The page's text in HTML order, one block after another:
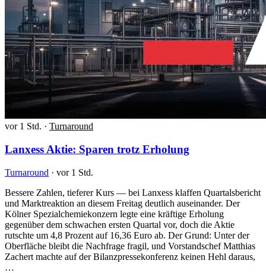
vor 1 Std. · Turnaround
Lanxess Aktie: Sparen trotz Erholung
Turnaround · vor 1 Std.
Bessere Zahlen, tieferer Kurs — bei Lanxess klaffen Quartalsbericht
und Marktreaktion an diesem Freitag deutlich auseinander. Der
Kölner Spezialchemiekonzern legte eine kräftige Erholung
gegenüber dem schwachen ersten Quartal vor, doch die Aktie
rutschte um 4,8 Prozent auf 16,36 Euro ab. Der Grund: Unter der
Oberfläche bleibt die Nachfrage fragil, und Vorstandschef Matthias
Zachert machte auf der Bilanzpressekonferenz keinen Hehl daraus,
…